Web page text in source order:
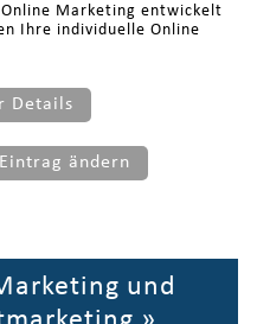
Marketing entwickelt
Ihre individuelle Online
Details
Eintrag ändern
und